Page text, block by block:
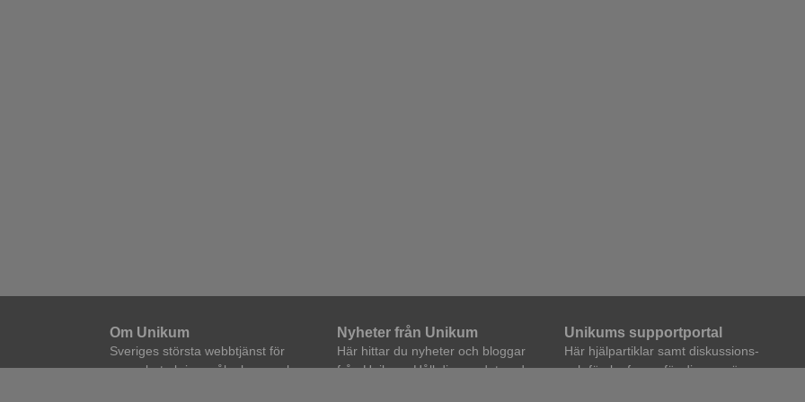
Om Unikum
Sveriges största webbtjänst för
samarbete kring mål, planer och
Nyheter från Unikum
Här hittar du nyheter och bloggar
från Unikum. Håll dig uppdaterad,
Unikums supportportal
Här hjälpartiklar samt diskussions-
och förslagforum för dig som är